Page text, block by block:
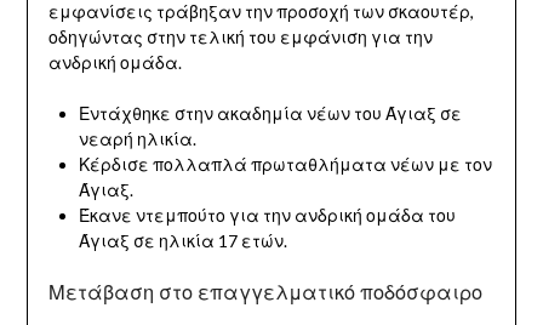
εμφανίσεις τράβηξαν την προσοχή των σκαουτέρ,
οδηγώντας στην τελική του εμφάνιση για την
ανδρική ομάδα.
Εντάχθηκε στην ακαδημία νέων του Άγιαξ σε
νεαρή ηλικία.
Κέρδισε πολλαπλά πρωταθλήματα νέων με τον
Άγιαξ.
Έκανε ντεμπούτο για την ανδρική ομάδα του
Άγιαξ σε ηλικία 17 ετών.
Μετάβαση στο επαγγελματικό ποδόσφαιρο